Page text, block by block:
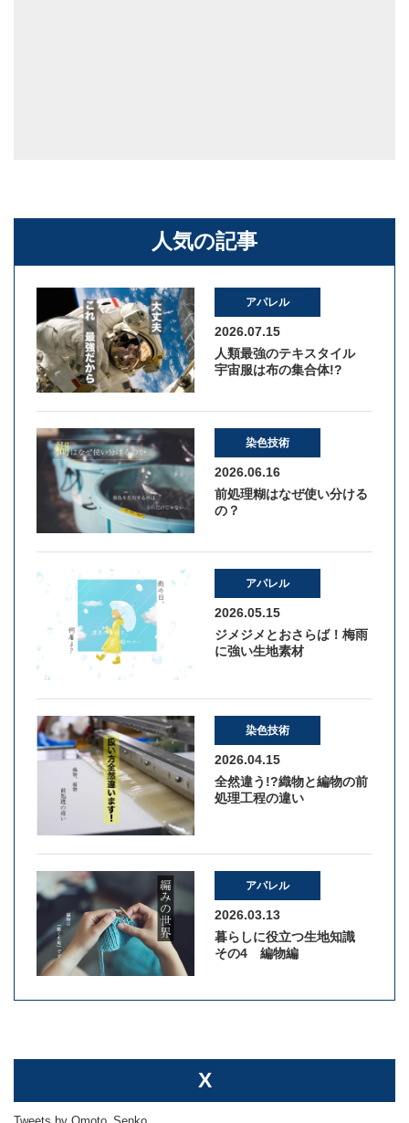
人気の記事
アパレル
2026.07.15
人類最強のテキスタイル
宇宙服は布の集合体!?
染色技術
2026.06.16
前処理糊はなぜ使い分ける
の？
アパレル
2026.05.15
ジメジメとおさらば！梅雨
に強い生地素材
染色技術
2026.04.15
全然違う!?織物と編物の前
処理工程の違い
アパレル
2026.03.13
暮らしに役立つ生地知識
その4 編物編
X